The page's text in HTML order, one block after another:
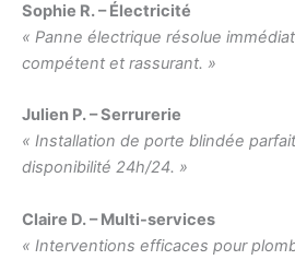
Sophie R. – Électricité
« Panne électrique résolue
compétent et rassurant. »
Julien P. – Serrurerie
« Installation de porte blindée
disponibilité 24h/24. »
Claire D. – Multi-services
« Interventions efficaces pour